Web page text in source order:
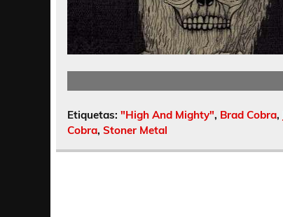
Etiquetas: "High And Mighty", Brad Cobra,
Cobra, Stoner Metal